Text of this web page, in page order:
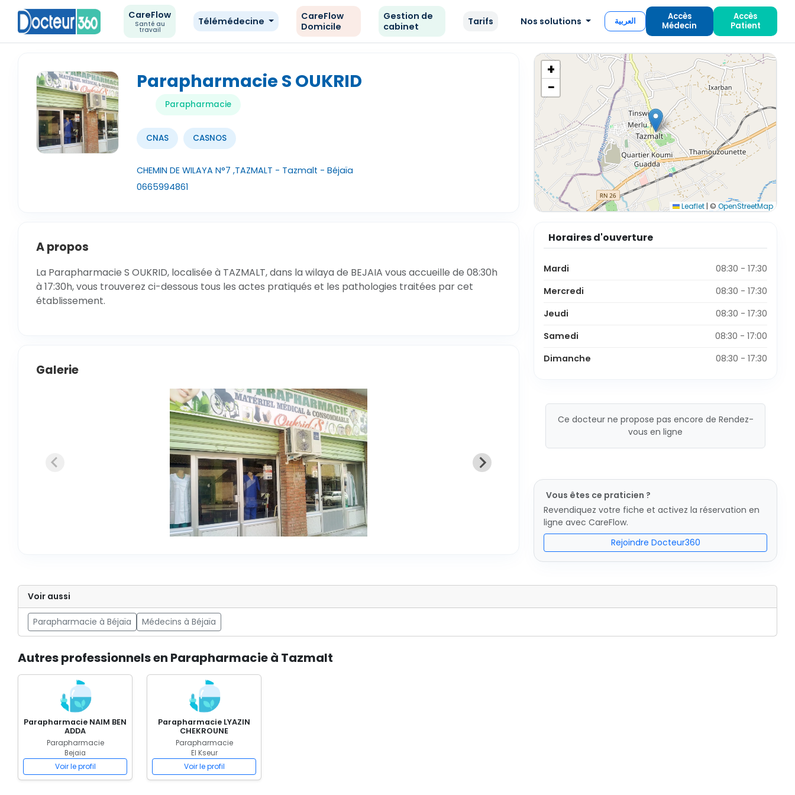
CareFlow
Santé au
travail
Télémédecine
CareFlow
Domicile
Gestion de
cabinet
Tarifs Nos solutions العربية
Accès
Médecin
Accès
Patient
Parapharmacie S OUKRID
Parapharmacie
CNAS CASNOS
CHEMIN DE WILAYA N°7 ,TAZMALT - Tazmalt - Béjaïa
0665994861
+
−
Leaflet | ©OpenStreetMap
A propos
La Parapharmacie S OUKRID, localisée à TAZMALT, dans la wilaya de BEJAIA vous accueille de 08:30h
à 17:30h, vous trouverez ci-dessous tous les actes pratiqués et les pathologies traitées par cet
établissement.
Galerie
Horaires d'ouverture
Mardi
08:30 - 17:30
Mercredi
08:30 - 17:30
Jeudi
08:30 - 17:30
Samedi
08:30 - 17:00
Dimanche
08:30 - 17:30
Ce docteur ne propose pas encore de Rendez-
vous en ligne
Vous êtes ce praticien ?
Revendiquez votre fiche et activez la réservation en
ligne avec CareFlow.
Rejoindre Docteur360
Voir aussi
Parapharmacie à Béjaïa Médecins à Béjaïa
Autres professionnels en Parapharmacie à Tazmalt
Parapharmacie NAIM BEN
ADDA
Parapharmacie
Bejaia
Voir le profil
Parapharmacie LYAZIN
CHEKROUNE
Parapharmacie
El Kseur
Voir le profil